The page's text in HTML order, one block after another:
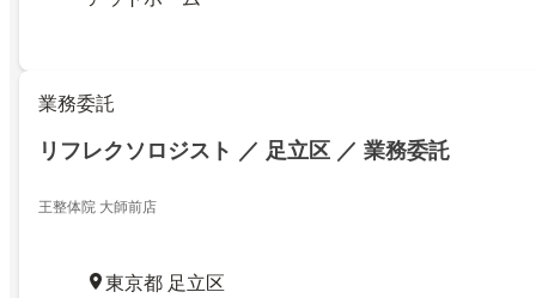
業務委託
リフレクソロジスト ／ 足立区 ／ 業務委託
王整体院 大師前店
東京都 足立区